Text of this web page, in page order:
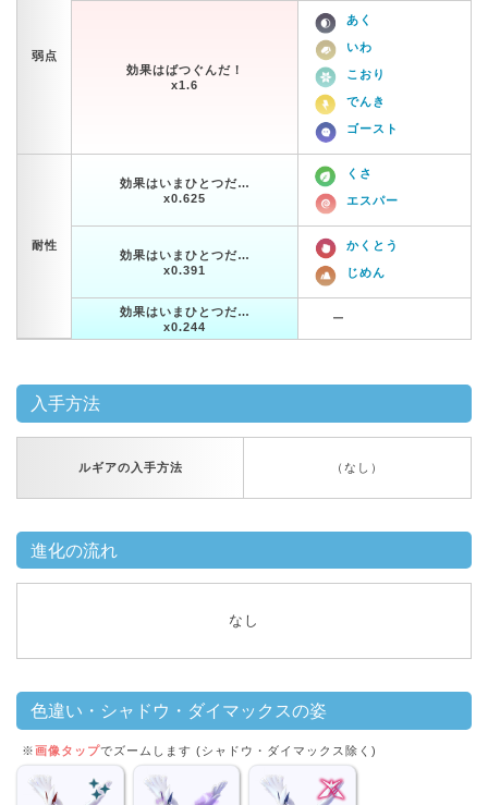
弱点
効果はばつぐんだ！
x1.6
あく
いわ
こおり
でんき
ゴースト
耐性
効果はいまひとつだ…
x0.625
くさ
エスパー
効果はいまひとつだ…
x0.391
かくとう
じめん
効果はいまひとつだ…
x0.244
ー
入手方法
ルギアの入手方法 （なし）
進化の流れ
なし
色違い・シャドウ・ダイマックスの姿
※画像タップでズームします (シャドウ・ダイマックス除く)